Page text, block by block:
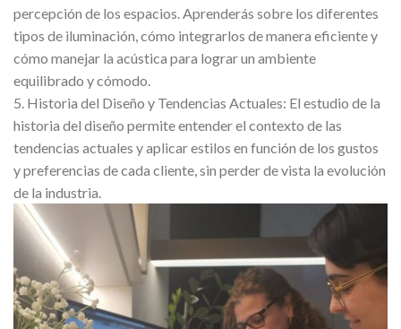
percepción de los espacios. Aprenderás sobre los diferentes
tipos de iluminación, cómo integrarlos de manera eficiente y
cómo manejar la acústica para lograr un ambiente
equilibrado y cómodo.
5. Historia del Diseño y Tendencias Actuales: El estudio de la
historia del diseño permite entender el contexto de las
tendencias actuales y aplicar estilos en función de los gustos
y preferencias de cada cliente, sin perder de vista la evolución
de la industria.